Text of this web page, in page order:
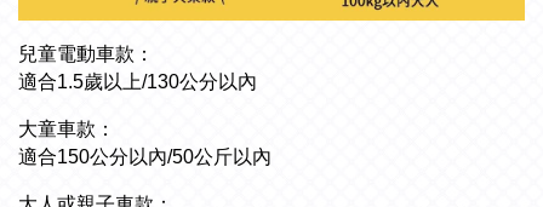
兒童電動車款：
適合1.5歲以上/130公分以內
大童車款：
適合150公分以內/50公斤以內